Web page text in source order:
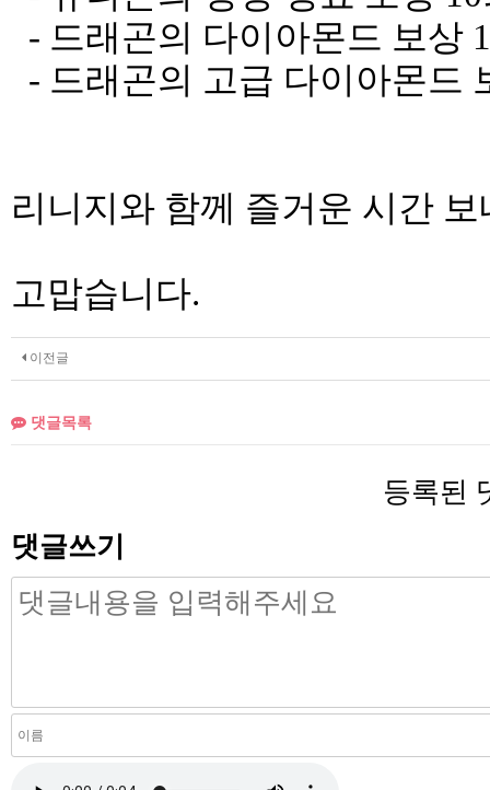
- 드래곤의 다이아몬드 보상
- 드래곤의 고급 다이아몬드
리니지와 함께 즐거운 시간
고맙습니다.
이전글
댓글목록
등록된
댓글쓰기